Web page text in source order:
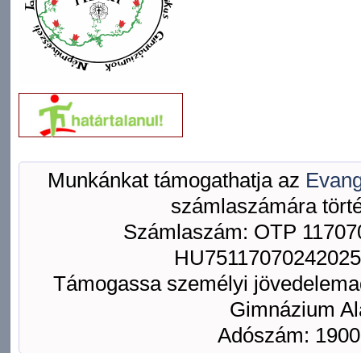
Munkánkat támogathatja az
számlaszámára
Számlaszám: OTP
Támogassa személyi
Gimnázium
Adószám: